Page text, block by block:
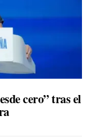
cero” tras el